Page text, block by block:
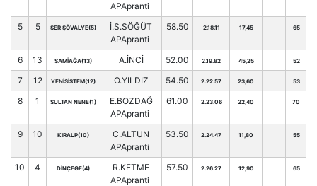
APApranti
5 5 SER ŞÖVALYE(5)
İ.S.SÖĞÜT
APApranti
58.50 2.18.11 17,45 65
6 13 SAMİAĞA(13) A.İNCİ 52.00 2.19.82 45,25 52
7 12 YENİSİSTEM(12) O.YILDIZ 54.50 2.22.57 23,60 53
8 1 SULTAN NENE(1)
E.BOZDAĞ
APApranti
61.00 2.23.06 22,40 70
9 10 KIRALP(10)
C.ALTUN
APApranti
53.50 2.24.47 11,80 55
10 4 DİNÇEGE(4)
R.KETME
APApranti
57.50 2.26.27 12,90 65